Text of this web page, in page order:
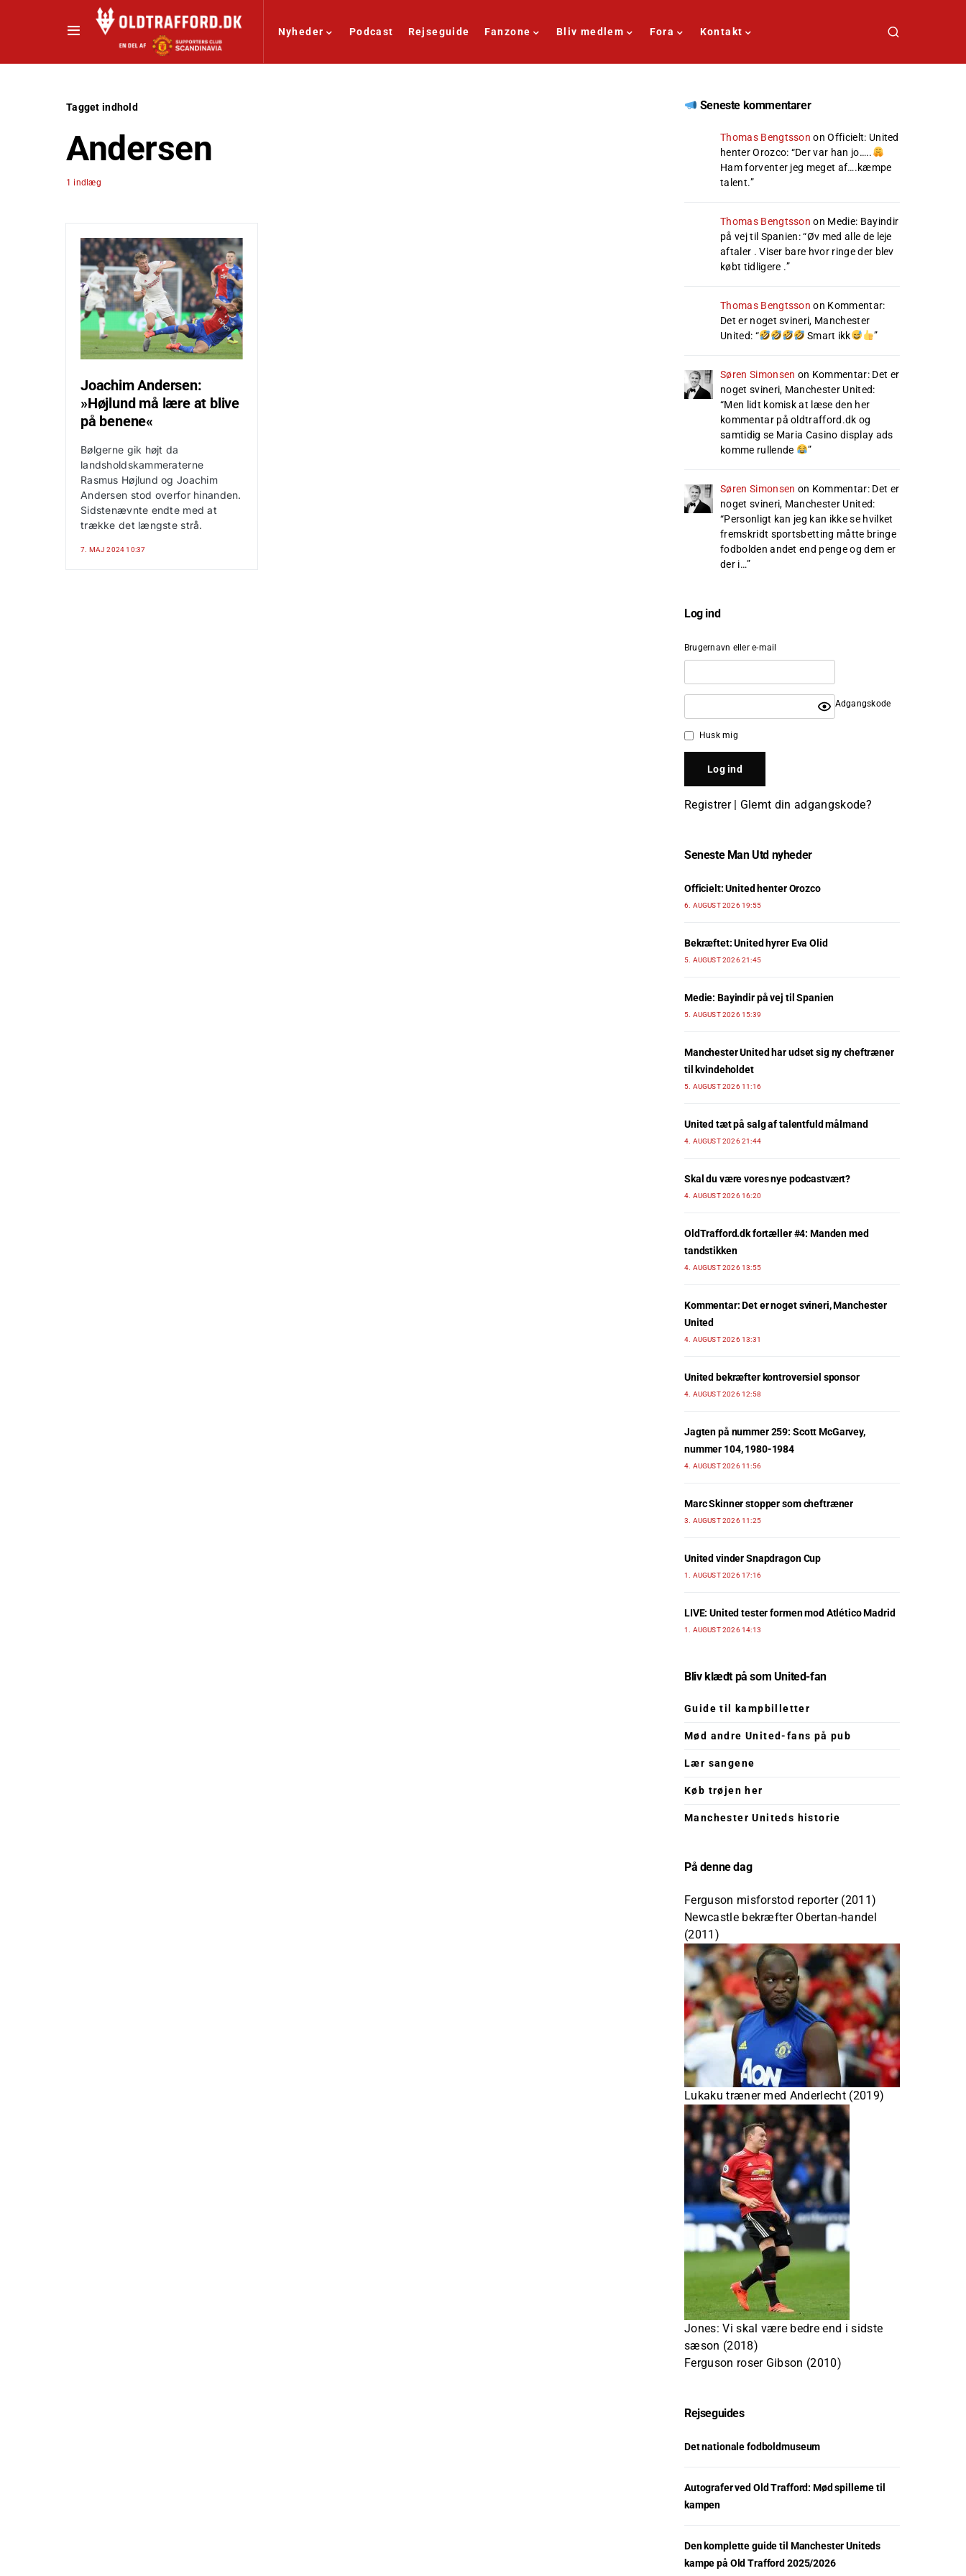
Nyheder Podcast Rejseguide Fanzone Bliv medlem Fora Kontakt
Tagget indhold
Andersen
1 indlæg
Joachim Andersen:
»Højlund må lære at blive
på benene«
Bølgerne gik højt da
landsholdskammeraterne
Rasmus Højlund og Joachim
Andersen stod overfor hinanden.
Sidstenævnte endte med at
trække det længste strå.
7. MAJ 2024 10:37
Seneste kommentarer
Thomas Bengtsson onOfficielt: United
henter Orozco: “Der var han jo…..
Ham forventer jeg meget af….kæmpe
talent.”
Thomas Bengtsson on Medie: Bayindir
på vej til Spanien: “Øv med alle de leje
aftaler . Viser bare hvor ringe der blev
købt tidligere .”
Thomas Bengtsson on Kommentar:
Det er noget svineri, Manchester
United: “ Smart ikk ”
Søren Simonsen on Kommentar: Det er
noget svineri, Manchester United:
“Men lidt komisk at læse den her
kommentar på oldtrafford.dk og
samtidig se Maria Casino display ads
komme rullende
”
Søren Simonsen on Kommentar: Det er
noget svineri, Manchester United:
“Personligt kan jeg kan ikke se hvilket
fremskridt sportsbetting måtte bringe
fodbolden andet end penge og dem er
der i…”
Log ind
Brugernavn eller e-mail
Adgangskode
Husk mig
Registrer| Glemt din adgangskode?
Seneste Man Utd nyheder
Officielt: United henter Orozco
6. AUGUST 2026 19:55
Bekræftet: United hyrer Eva Olid
5. AUGUST 2026 21:45
Medie: Bayindir på vej til Spanien
5. AUGUST 2026 15:39
Manchester United har udset sig ny cheftræner
til kvindeholdet
5. AUGUST 2026 11:16
United tæt på salg af talentfuld målmand
4. AUGUST 2026 21:44
Skal du være vores nye podcastvært?
4. AUGUST 2026 16:20
OldTrafford.dk fortæller #4: Manden med
tandstikken
4. AUGUST 2026 13:55
Kommentar: Det er noget svineri, Manchester
United
4. AUGUST 2026 13:31
United bekræfter kontroversiel sponsor
4. AUGUST 2026 12:58
Jagten på nummer 259: Scott McGarvey,
nummer 104, 1980-1984
4. AUGUST 2026 11:56
Marc Skinner stopper som cheftræner
3. AUGUST 2026 11:25
United vinder Snapdragon Cup
1. AUGUST 2026 17:16
LIVE: United tester formen mod Atlético Madrid
1. AUGUST 2026 14:13
Bliv klædt på som United-fan
Guide til kampbilletter
Mød andre United-fans på pub
Lær sangene
Køb trøjen her
Manchester Uniteds historie
På denne dag
Ferguson misforstod reporter (2011)
Newcastle bekræfter Obertan-handel
(2011)
Lukaku træner med Anderlecht (2019)
Jones: Vi skal være bedre end i sidste
sæson (2018)
Ferguson roser Gibson (2010)
Rejseguides
Det nationale fodboldmuseum
Autografer ved Old Trafford: Mød spillerne til
kampen
Den komplette guide til Manchester Uniteds
kampe på Old Trafford 2025/2026